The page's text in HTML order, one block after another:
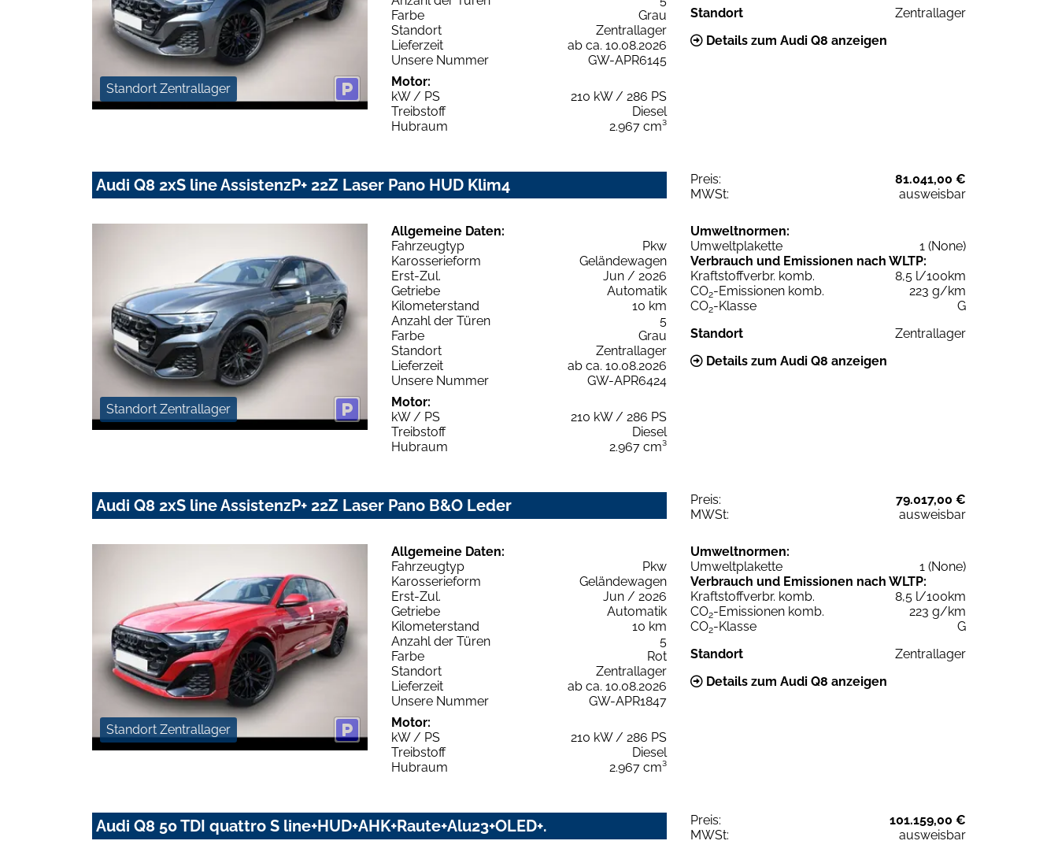
Standort Zentrallager
Farbe
Grau
Standort
Zentrallager
Lieferzeit
ab ca. 10.08.2026
Unsere Nummer
GW-APR6145
Motor:
kW / PS
210 kW / 286 PS
Treibstoff
Diesel
Hubraum
2.967 cm³
Standort
Zentrallager
Details zum Audi Q8 anzeigen
Audi Q8 2xS line AssistenzP+ 22Z Laser Pano HUD Klim4 Preis:
81.041,00 €
MWSt:
ausweisbar
Standort Zentrallager
Allgemeine Daten:
Fahrzeugtyp
Pkw
Karosserieform
Geländewagen
Erst-Zul.
Jun / 2026
Getriebe
Automatik
Kilometerstand
10 km
Anzahl der Türen
5
Farbe
Grau
Standort
Zentrallager
Lieferzeit
ab ca. 10.08.2026
Unsere Nummer
GW-APR6424
Motor:
kW / PS
210 kW / 286 PS
Treibstoff
Diesel
Hubraum
2.967 cm³
Umweltnormen:
Umweltplakette
1 (None)
Verbrauch und Emissionen nach WLTP:
Kraftstoffverbr. komb.
8,5 l/100km
CO2-Emissionen komb.
223 g/km
CO2-Klasse
G
Standort
Zentrallager
Details zum Audi Q8 anzeigen
Audi Q8 2xS line AssistenzP+ 22Z Laser Pano B&O Leder Preis:
79.017,00 €
MWSt:
ausweisbar
Standort Zentrallager
Allgemeine Daten:
Fahrzeugtyp
Pkw
Karosserieform
Geländewagen
Erst-Zul.
Jun / 2026
Getriebe
Automatik
Kilometerstand
10 km
Anzahl der Türen
5
Farbe
Rot
Standort
Zentrallager
Lieferzeit
ab ca. 10.08.2026
Unsere Nummer
GW-APR1847
Motor:
kW / PS
210 kW / 286 PS
Treibstoff
Diesel
Hubraum
2.967 cm³
Umweltnormen:
Umweltplakette
1 (None)
Verbrauch und Emissionen nach WLTP:
Kraftstoffverbr. komb.
8,5 l/100km
CO2-Emissionen komb.
223 g/km
CO2-Klasse
G
Standort
Zentrallager
Details zum Audi Q8 anzeigen
Audi Q8 50 TDI quattro S line+HUD+AHK+Raute+Alu23+OLED+. Preis:
101.159,00 €
MWSt:
ausweisbar